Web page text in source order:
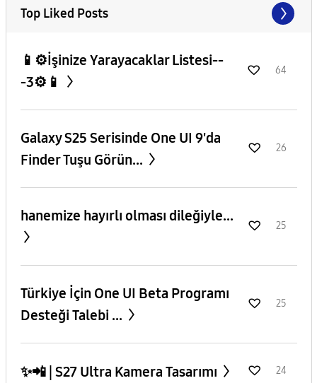
Top Liked Posts
📱⚙️İşinize Yarayacaklar Listesi--
-3⚙️📱
64
Galaxy S25 Serisinde One UI 9'da
Finder Tuşu Görün...
26
hanemize hayırlı olması dileğiyle...
25
​Türkiye İçin One UI Beta Programı
Desteği Talebi ...
25
✨️📲 | S27 Ultra Kamera Tasarımı 24